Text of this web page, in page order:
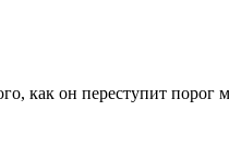
как он переступит порог